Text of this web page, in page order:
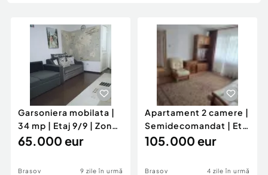
Animale de companie
Afaceri și echipamente profesionale
Inchiriere Bunuri si Vehicule
Piese auto si accesorii
Dacia Duster
Garsoniera mobilata |
34 mp | Etaj 9/9 | Zona
Astra
65.000 eur
Brasov 9 zile în urmă
Apartament 2 camere |
Semidecomandat | Etaj
1/4 | Centrul Civic
105.000 eur
Brasov 4 zile în urmă